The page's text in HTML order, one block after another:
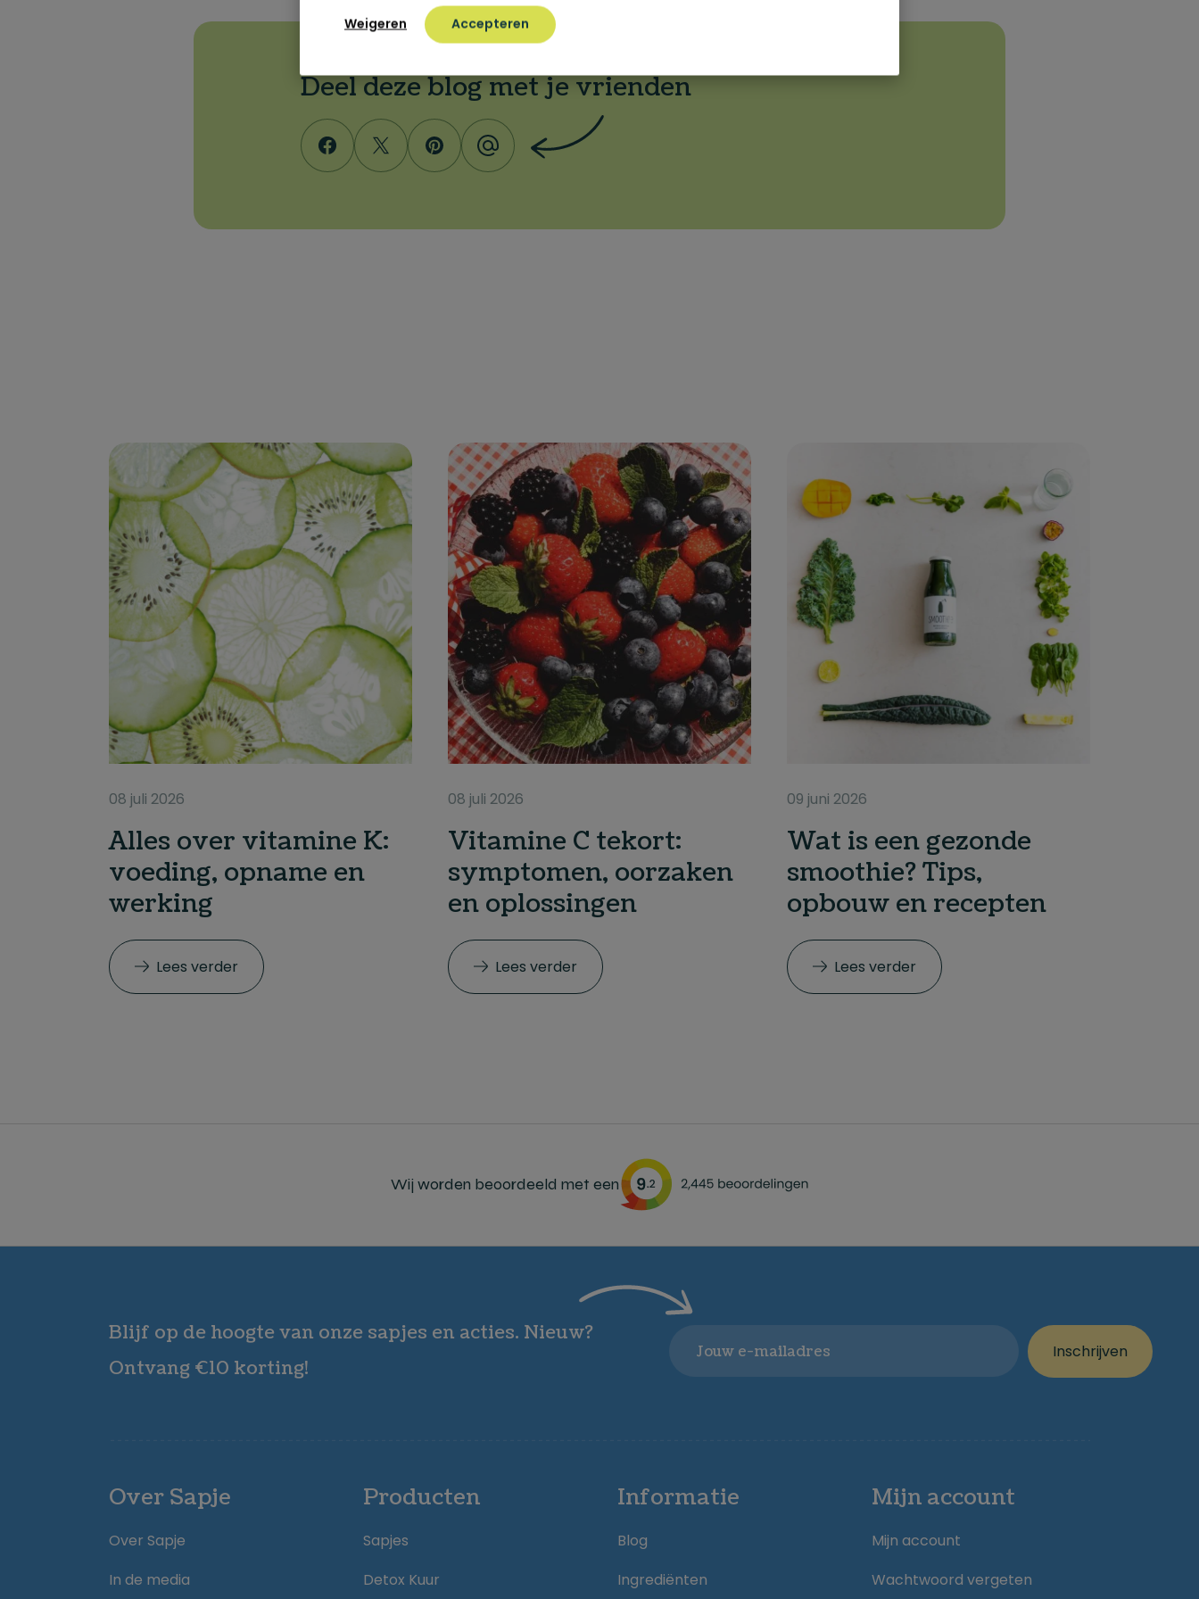
Weigeren Accepteren
Deel deze blog met je vrienden
08 juli 2026
Alles over vitamine K:
voeding, opname en
werking
Lees verder
08 juli 2026
Vitamine C tekort:
symptomen, oorzaken
en oplossingen
Lees verder
09 juni 2026
Wat is een gezonde
smoothie? Tips,
opbouw en recepten
Lees verder
Wij worden beoordeeld met een
Blijf op de hoogte van onze sapjes en acties. Nieuw?
Ontvang €10 korting!
Inschrijven
Over Sapje
Over Sapje
In de media
Producten
Sapjes
Detox Kuur
Informatie
Blog
Ingrediënten
Mijn account
Mijn account
Wachtwoord vergeten